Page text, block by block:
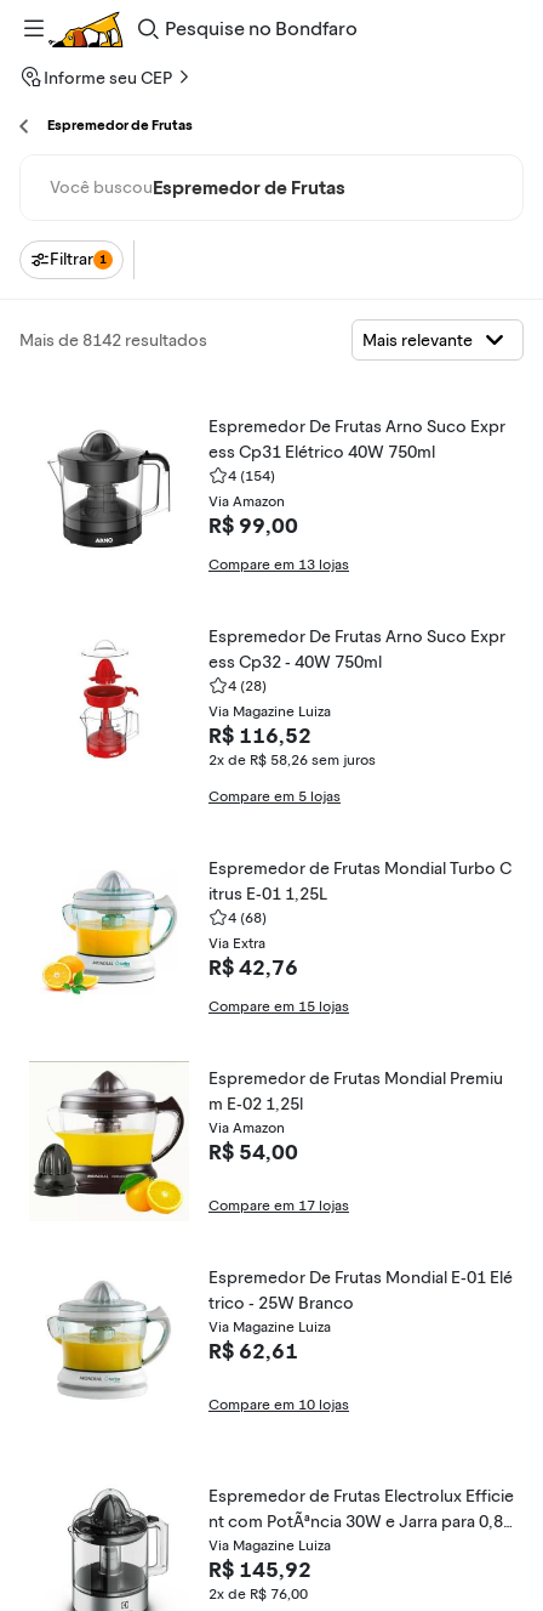
Pesquise
Bondfaro
Informe seu CEP
Espremedor de Frutas
Você buscouEspremedor de Frutas
Filtrar 1
Mais de 8142 resultados
Espremedor De Frutas Arno Suco Expr
ess Cp31 Elétrico 40W 750ml
4 (154)
Via Amazon
R$ 99,00
Compare em 13 lojas
Espremedor De Frutas Arno Suco Expr
ess Cp32 - 40W 750ml
4 (28)
Via Magazine Luiza
R$ 116,52
2x de R$ 58,26 sem juros
Compare em 5 lojas
Espremedor de Frutas Mondial Turbo C
itrus E-01 1,25L
4 (68)
Via Extra
R$ 42,76
Compare em 15 lojas
Espremedor de Frutas Mondial Premiu
m E-02 1,25l
Via Amazon
R$ 54,00
Compare em 17 lojas
Espremedor De Frutas Mondial E-01 Elé
trico - 25W Branco
Via Magazine Luiza
R$ 62,61
Compare em 10 lojas
Espremedor de Frutas Electrolux Efficie
nt com PotÃªncia 30W e Jarra para 0,8
Litros - ECP10
Via Magazine Luiza
R$ 145,92
2x de R$ 76,00